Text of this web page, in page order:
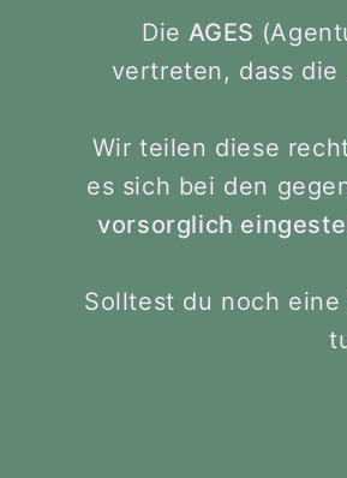
Die AGES
vertreten, dass die
Wir teilen diese
es sich bei den
vorsorglich
Solltest du noch